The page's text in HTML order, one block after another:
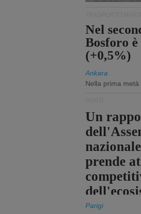
Nel
Bosforo
(+0,5%)
Ankara
Nella prima
Un
prende
portuale
Parigi